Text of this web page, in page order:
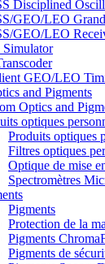
Disciplined
GEO/LEO
GEO/LEO
Simulator
GEO/LEO
and Pigments
Optics and
optiques
Produits optiques
Filtres optiques
Optique de mise
Spectromètres
Pigments
Protection de la
Pigments
Pigments de